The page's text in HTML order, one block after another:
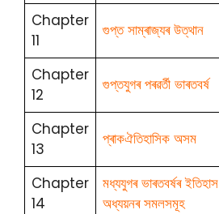
Chapter
11
গুপ্ত সাম্ৰাজ্যৰ উত্থান
Chapter
12
গুপ্তযুগৰ পৰৱৰ্তী ভাৰতবৰ্ষ
Chapter
13
প্ৰাকঐতিহাসিক অসম
Chapter
14
মধ্যযুগৰ ভাৰতবৰ্ষৰ ইতিহাস
অধ্যয়নৰ সমলসমূহ